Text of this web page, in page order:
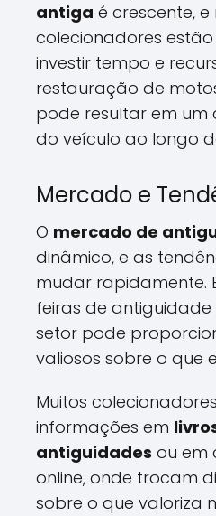
antiga é crescente, e
colecionadores
investir tempo e
restauração de
pode resultar em um
do veículo ao longo
Mercado e
O mercado de
dinâmico, e as
mudar rapidamente.
feiras de
setor pode
valiosos sobre o que
Muitos
informações em
antiguidades ou em
online, onde trocam
sobre o que valoriza